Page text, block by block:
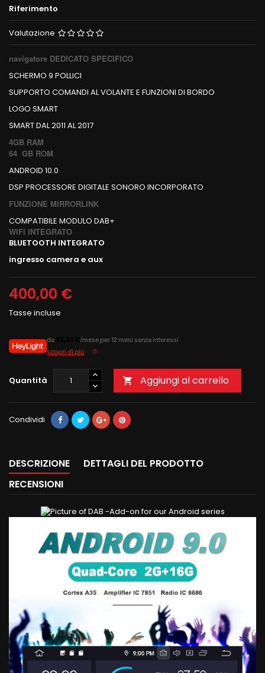
Riferimento
Valutazione
navigatore DEDICATO SPECIFICO
SCHERMO 9 POLLICI
SUPPORTO COMANDI AL VOLANTE E FUNZIONI DI BORDO
LOGO SMART
SMART DAL 2011 AL 2017
4GB RAM
64 GB ROM
ANDROID 10.0
DSP PROCESSORE DIGITALE SONORO INCORPORATO
FUNZIONE MIRRORLINK
COMPATIBILE MODULO DAB+
WIFI INTEGRATO
BLUETOOTH INTEGRATO
ingresso camera e aux
400,00 €
Tasse incluse
da
/mese per 12 mesi senza interessi
scopri di più
Quantità  Aggiungi al carrello
Condividi
DESCRIZIONE
DETTAGLI DEL PRODOTTO
RECENSIONI